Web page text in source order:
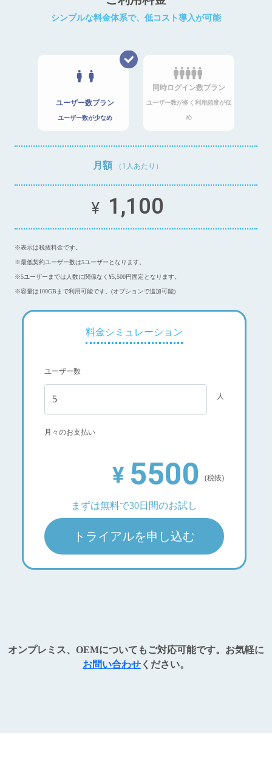
シンプルな料金体系で、低コスト導入が可能
ユーザー数プラン
ユーザー数が少なめ
同時ログイン数プラン
ユーザー数が多く利用頻度が低
め
月額 （1人あたり）
¥ 1,100
※表示は税抜料金です。
※最低契約ユーザー数は5ユーザーとなります。
※5ユーザーまでは人数に関係なく¥5,500円固定となります。
※容量は100GBまで利用可能です。(オプションで追加可能)
料金シミュレーション
ユーザー数
人
月々のお支払い
¥ 5500 (税抜)
まずは無料で30日間のお試し
トライアルを申し込む
オンプレミス、OEMについてもご対応可能です。お気軽に
お問い合わせ ください。